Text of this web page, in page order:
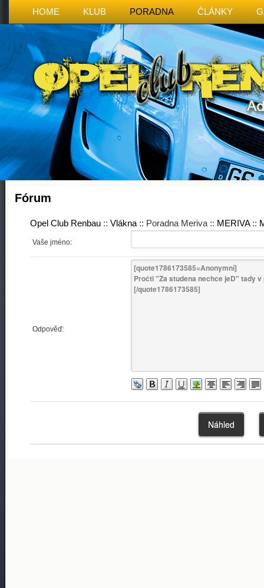
HOME KLUB PORADNA ČLÁNKY
Fórum
Opel Club Renbau :: Vlákna :: Poradna Meriva :: MERIVA::
Vaše jméno:
Odpověď: